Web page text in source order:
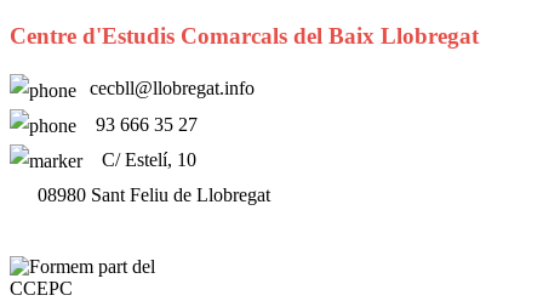
Centre d'Estudis Comarcals del Baix Llobregat
cecbll@llobregat.info
93 666 35 27
C/ Estelí, 10
08980 Sant Feliu de Llobregat